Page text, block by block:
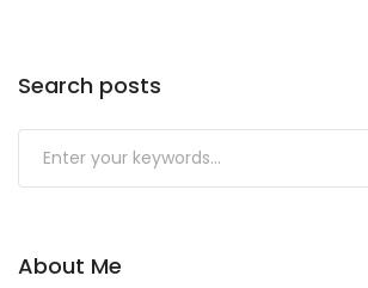
Search posts
About Me